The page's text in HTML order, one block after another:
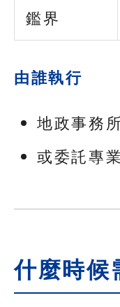
鑑界
由誰執行
地政事務
或委託專
什麼時候